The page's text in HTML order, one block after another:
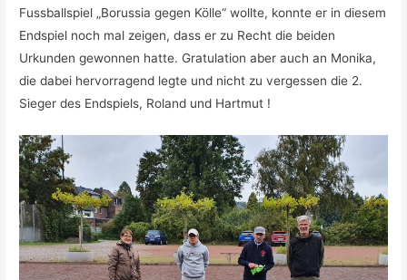
Fussballspiel „Borussia gegen Kölle“ wollte, konnte er in diesem
Endspiel noch mal zeigen, dass er zu Recht die beiden
Urkunden gewonnen hatte. Gratulation aber auch an Monika,
die dabei hervorragend legte und nicht zu vergessen die 2.
Sieger des Endspiels, Roland und Hartmut !